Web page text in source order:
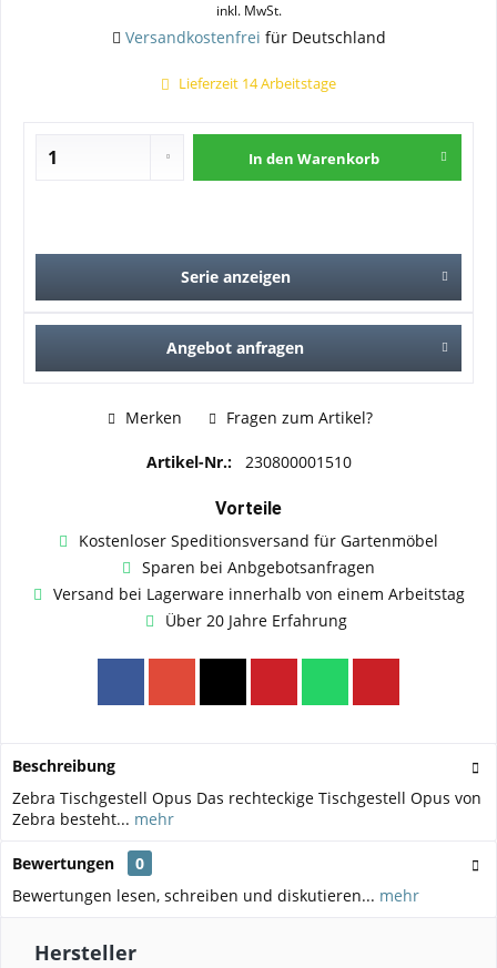
inkl. MwSt.
Versandkostenfrei für Deutschland
Lieferzeit 14 Arbeitstage
In den Warenkorb
Serie anzeigen
Angebot anfragen
Merken Fragen zum Artikel?
Artikel-Nr.: 230800001510
Vorteile
Kostenloser Speditionsversand für Gartenmöbel
Sparen bei Anbgebotsanfragen
Versand bei Lagerware innerhalb von einem Arbeitstag
Über 20 Jahre Erfahrung
Beschreibung
Zebra Tischgestell Opus Das rechteckige Tischgestell Opus von
Zebra besteht... mehr
Bewertungen
0
Bewertungen lesen, schreiben und diskutieren... mehr
Hersteller